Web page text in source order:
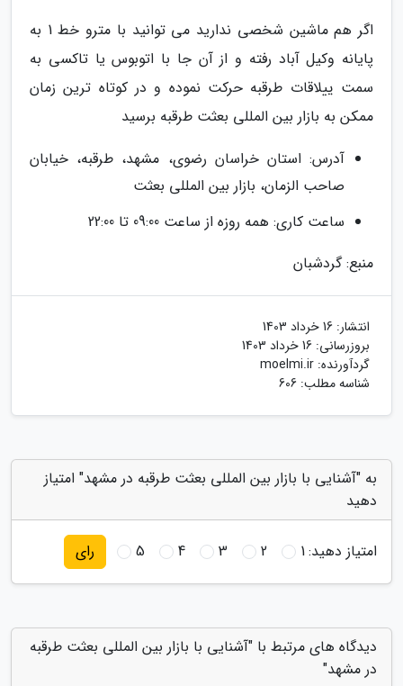
اگر هم ماشین شخصی ندارید می توانید با مترو خط 1 به
پایانه وکیل آباد رفته و از آن جا با اتوبوس یا تاکسی به
سمت ییلاقات طرقبه حرکت نموده و در کوتاه ترین زمان
ممکن به بازار بین المللی بعثت طرقبه برسید
آدرس: استان خراسان رضوی، مشهد، طرقبه، خیابان
صاحب الزمان، بازار بین المللی بعثت
ساعت کاری: همه روزه از ساعت 09:00 تا 22:00
منبع: گردشبان
انتشار: 16 خرداد 1403
بروزرسانی: 16 خرداد 1403
گردآورنده: moelmi.ir
شناسه مطلب: 606
به "آشنایی با بازار بین المللی بعثت طرقبه در مشهد" امتیاز
دهید
امتیاز دهید:1
2
3
4
5 رای
دیدگاه های مرتبط با "آشنایی با بازار بین المللی بعثت طرقبه
در مشهد"